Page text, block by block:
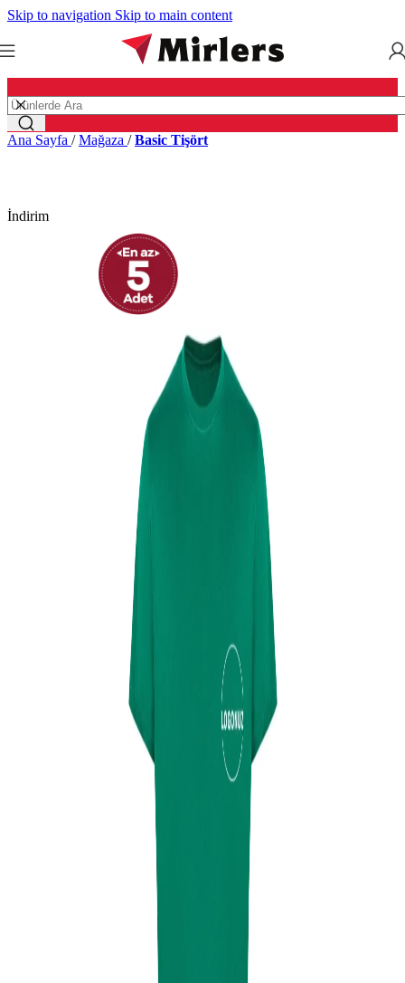
Skip to navigation Skip to main content
Ana Sayfa / Mağaza / Basic Tişört
İndirim